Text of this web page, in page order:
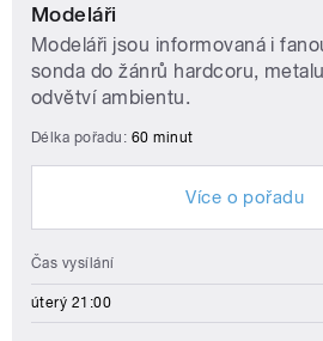
Modeláři
Modeláři jsou informovaná i
sonda do žánrů hardcoru,
odvětví ambientu.
Délka pořadu: 60 minut
Více o pořadu
Čas vysílání
úterý 21:00